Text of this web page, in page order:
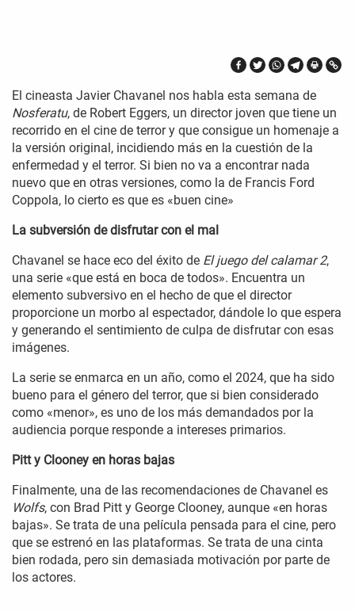
El cineasta Javier Chavanel nos habla esta semana de
Nosferatu, de Robert Eggers, un director joven que tiene un
recorrido en el cine de terror y que consigue un homenaje a
la versión original, incidiendo más en la cuestión de la
enfermedad y el terror. Si bien no va a encontrar nada
nuevo que en otras versiones, como la de Francis Ford
Coppola, lo cierto es que es «buen cine»
La subversión de disfrutar con el mal
Chavanel se hace eco del éxito de El juego del calamar 2,
una serie «que está en boca de todos». Encuentra un
elemento subversivo en el hecho de que el director
proporcione un morbo al espectador, dándole lo que espera
y generando el sentimiento de culpa de disfrutar con esas
imágenes.
La serie se enmarca en un año, como el 2024, que ha sido
bueno para el género del terror, que si bien considerado
como «menor», es uno de los más demandados por la
audiencia porque responde a intereses primarios.
Pitt y Clooney en horas bajas
Finalmente, una de las recomendaciones de Chavanel es
Wolfs, con Brad Pitt y George Clooney, aunque «en horas
bajas». Se trata de una película pensada para el cine, pero
que se estrenó en las plataformas. Se trata de una cinta
bien rodada, pero sin demasiada motivación por parte de
los actores.